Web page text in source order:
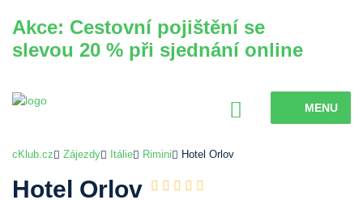
Akce: Cestovní pojištění se
slevou 20 % při sjednání online
MENU
cKlub.cz Zájezdy Itálie Rimini Hotel Orlov
Hotel Orlov